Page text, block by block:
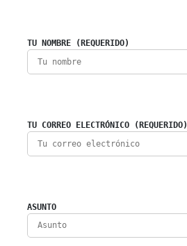
TU NOMBRE (REQUERIDO)
TU CORREO ELECTRÓNICO (REQUERIDO)
ASUNTO